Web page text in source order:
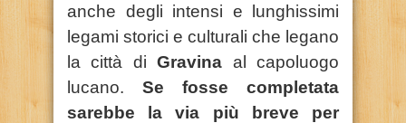
anche degli intensi e lunghissimi
legami storici e culturali che legano
la città diGravina al capoluogo
lucano. Se fosse completata
sarebbe la via più breve per